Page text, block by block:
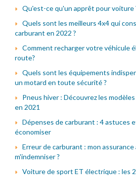
Qu'est-ce qu'un apprêt pour voiture
Quels sont les meilleurs 4x4 qui
carburant en 2022 ?
Comment recharger votre véhicule
route?
Quels sont les équipements
un motard en toute sécurité ?
Pneus hiver : Découvrez les
en 2021
Dépenses de carburant : 4 astuces
économiser
Erreur de carburant : mon
m'indemniser ?
Voiture de sport ET électrique : les